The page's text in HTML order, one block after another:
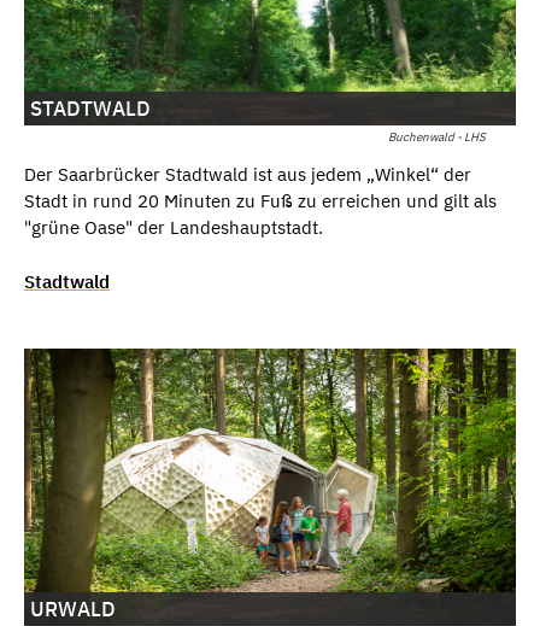
Buchenwald - LHS
STADTWALD
Der Saarbrücker Stadtwald ist aus jedem „Winkel“ der
Stadt in rund 20 Minuten zu Fuß zu erreichen und gilt als
"grüne Oase" der Landeshauptstadt.
Stadtwald
URWALD